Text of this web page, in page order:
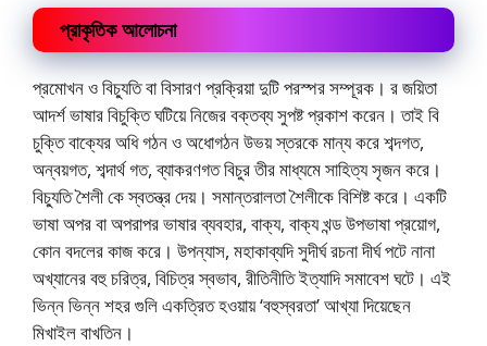
প্রাকৃতিক আলোচনা
প্রমোখন ও বিচ্যুতি বা বিসারণ প্রক্রিয়া দুটি পরস্পর সম্পূরক। র জয়িতা
আদর্শ ভাষার বিচুক্তি ঘটিয়ে নিজের বক্তব্য সুপষ্ট প্রকাশ করেন। তাই বি
চুক্তি বাক্যের অধি গঠন ও অধোগঠন উভয় স্তরকে মান্য করে শব্দগত,
অন্বয়গত, শব্দার্থ গত, ব্যাকরণগত বিচুর তীর মাধ্যমে সাহিত্য সৃজন করে।
বিচ্যুতি শৈলী কে স্বতন্ত্র দেয়। সমান্তরালতা শৈলীকে বিশিষ্ট করে। একটি
ভাষা অপর বা অপরাপর ভাষার ব্যবহার, বাক্য, বাক্য খন্ড উপভাষা প্রয়োগ,
কোন বদলের কাজ করে। উপন্যাস, মহাকাব্যদি সুদীর্ঘ রচনা দীর্ঘ পটে নানা
অখ্যানের বহু চরিত্র, বিচিত্র স্বভাব, রীতিনীতি ইত্যাদি সমাবেশ ঘটে। এই
ভিন্ন ভিন্ন শহর গুলি একত্রিত হওয়ায় ‘বহুস্বরতা’ আখ্যা দিয়েছেন
মিখাইল বাখতিন।